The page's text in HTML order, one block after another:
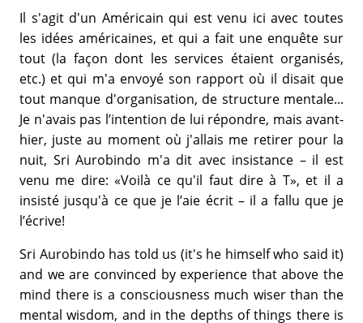
Il s'agit d'un Américain qui est venu ici avec toutes
les idées américaines, et qui a fait une enquête sur
tout (la façon dont les services étaient organisés,
etc.) et qui m'a envoyé son rapport où il disait que
tout manque d'organisation, de structure mentale...
Je n'avais pas l’intention de lui répondre, mais avant-
hier, juste au moment où j'allais me retirer pour la
nuit, Sri Aurobindo m'a dit avec insistance – il est
venu me dire: «Voilà ce qu'il faut dire à T», et il a
insisté jusqu'à ce que je l’aie écrit – il a fallu que je
l’écrive!
Sri Aurobindo has told us (it's he himself who said it)
and we are convinced by experience that above the
mind there is a consciousness much wiser than the
mental wisdom, and in the depths of things there is